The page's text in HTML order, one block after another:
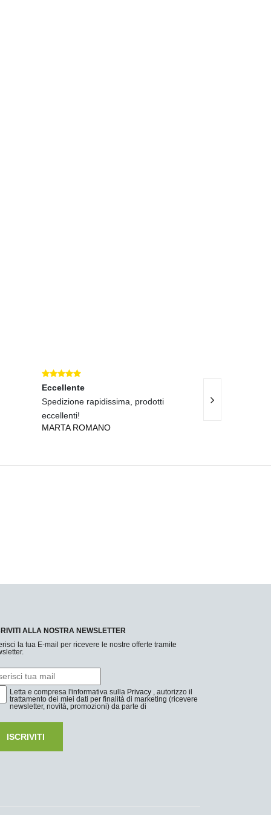
Eccellente
Spedizione rapidissima, prodotti
eccellenti!
MARTA ROMANO
Servizio rapido
ALLA NOSTRA NEWSLETTER
la tua E-mail per ricevere le nostre offerte tramite
Letta e compresa l'informativa sulla Privacy , autorizzo il
trattamento dei miei dati per finalità di marketing (ricevere
newsletter, novità, promozioni) da parte di
ISCRIVITI